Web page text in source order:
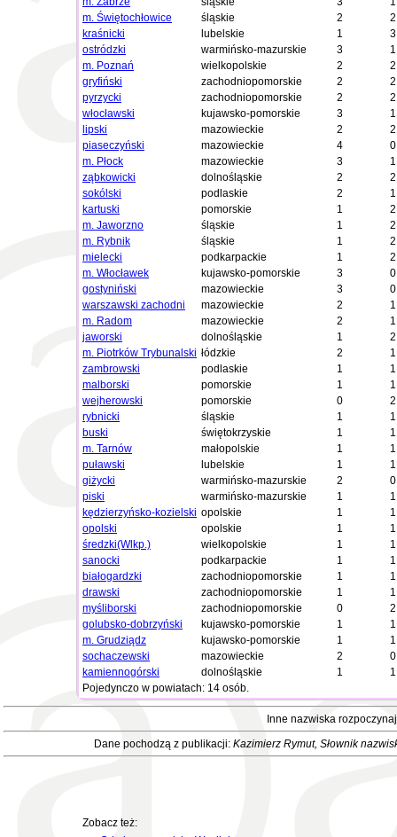
m. Świętochłowice
śląskie 2
2
kraśnicki
lubelskie 1
3
ostródzki
warmińsko-mazurskie 3
1
m. Poznań
wielkopolskie 2
2
gryfiński
zachodniopomorskie 2
2
pyrzycki
zachodniopomorskie 2
2
włocławski
kujawsko-pomorskie 3
1
lipski
mazowieckie 2
2
piaseczyński
mazowieckie 4
0
m. Płock
mazowieckie 3
1
ząbkowicki
dolnośląskie 2
2
sokólski
podlaskie 2
1
kartuski
pomorskie 1
2
m. Jaworzno
śląskie 1
2
m. Rybnik
śląskie 1
2
mielecki
podkarpackie 1
2
m. Włocławek
kujawsko-pomorskie 3
0
gostyniński
mazowieckie 3
0
warszawski zachodni
mazowieckie 2
1
m. Radom
mazowieckie 2
1
jaworski
dolnośląskie 1
2
m. Piotrków Trybunalski łódzkie 2
1
zambrowski
podlaskie 1
1
malborski
pomorskie 1
1
wejherowski
pomorskie 0
2
rybnicki
śląskie 1
1
buski
świętokrzyskie 1
1
m. Tarnów
małopolskie 1
1
puławski
lubelskie 1
1
giżycki
warmińsko-mazurskie 2
0
piski
warmińsko-mazurskie 1
1
kędzierzyńsko-kozielski opolskie 1
1
opolski
opolskie 1
1
średzki(Wlkp.)
wielkopolskie 1
1
sanocki
podkarpackie 1
1
białogardzki
zachodniopomorskie 1
1
drawski
zachodniopomorskie 1
1
myśliborski
zachodniopomorskie 0
2
golubsko-dobrzyński
kujawsko-pomorskie 1
1
m. Grudziądz
kujawsko-pomorskie 1
1
sochaczewski
mazowieckie 2
0
kamiennogórski
dolnośląskie 1
1
Pojedynczo w powiatach: 14 osób.
Inne nazwiska
Dane pochodzą z publikacji: Kazimierz Rymut, Słownik
Zobacz też: